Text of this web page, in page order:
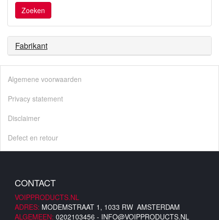
Zoeken
Fabrikant
Algemene voorwaarden
Privacy statement
Disclaimer
Defect en retour
CONTACT
VOIPPRODUCTS.NL
ADRES: MODEMSTRAAT 1, 1033 RW AMSTERDAM
ALGEMEEN: 0202103456 - INFO@VOIPPRODUCTS.NL